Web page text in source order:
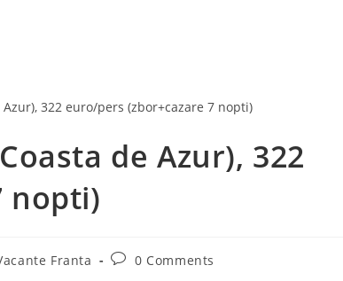
de Azur), 322
nopti)
Franta
Post0 Comments